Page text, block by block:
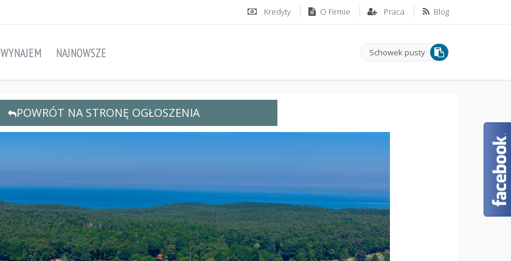
Kredyty O Firmie Praca Blog
Schowek pusty
WYNAJEM NAJNOWSZE
POWRÓT NA STRONĘ OGŁOSZENIA